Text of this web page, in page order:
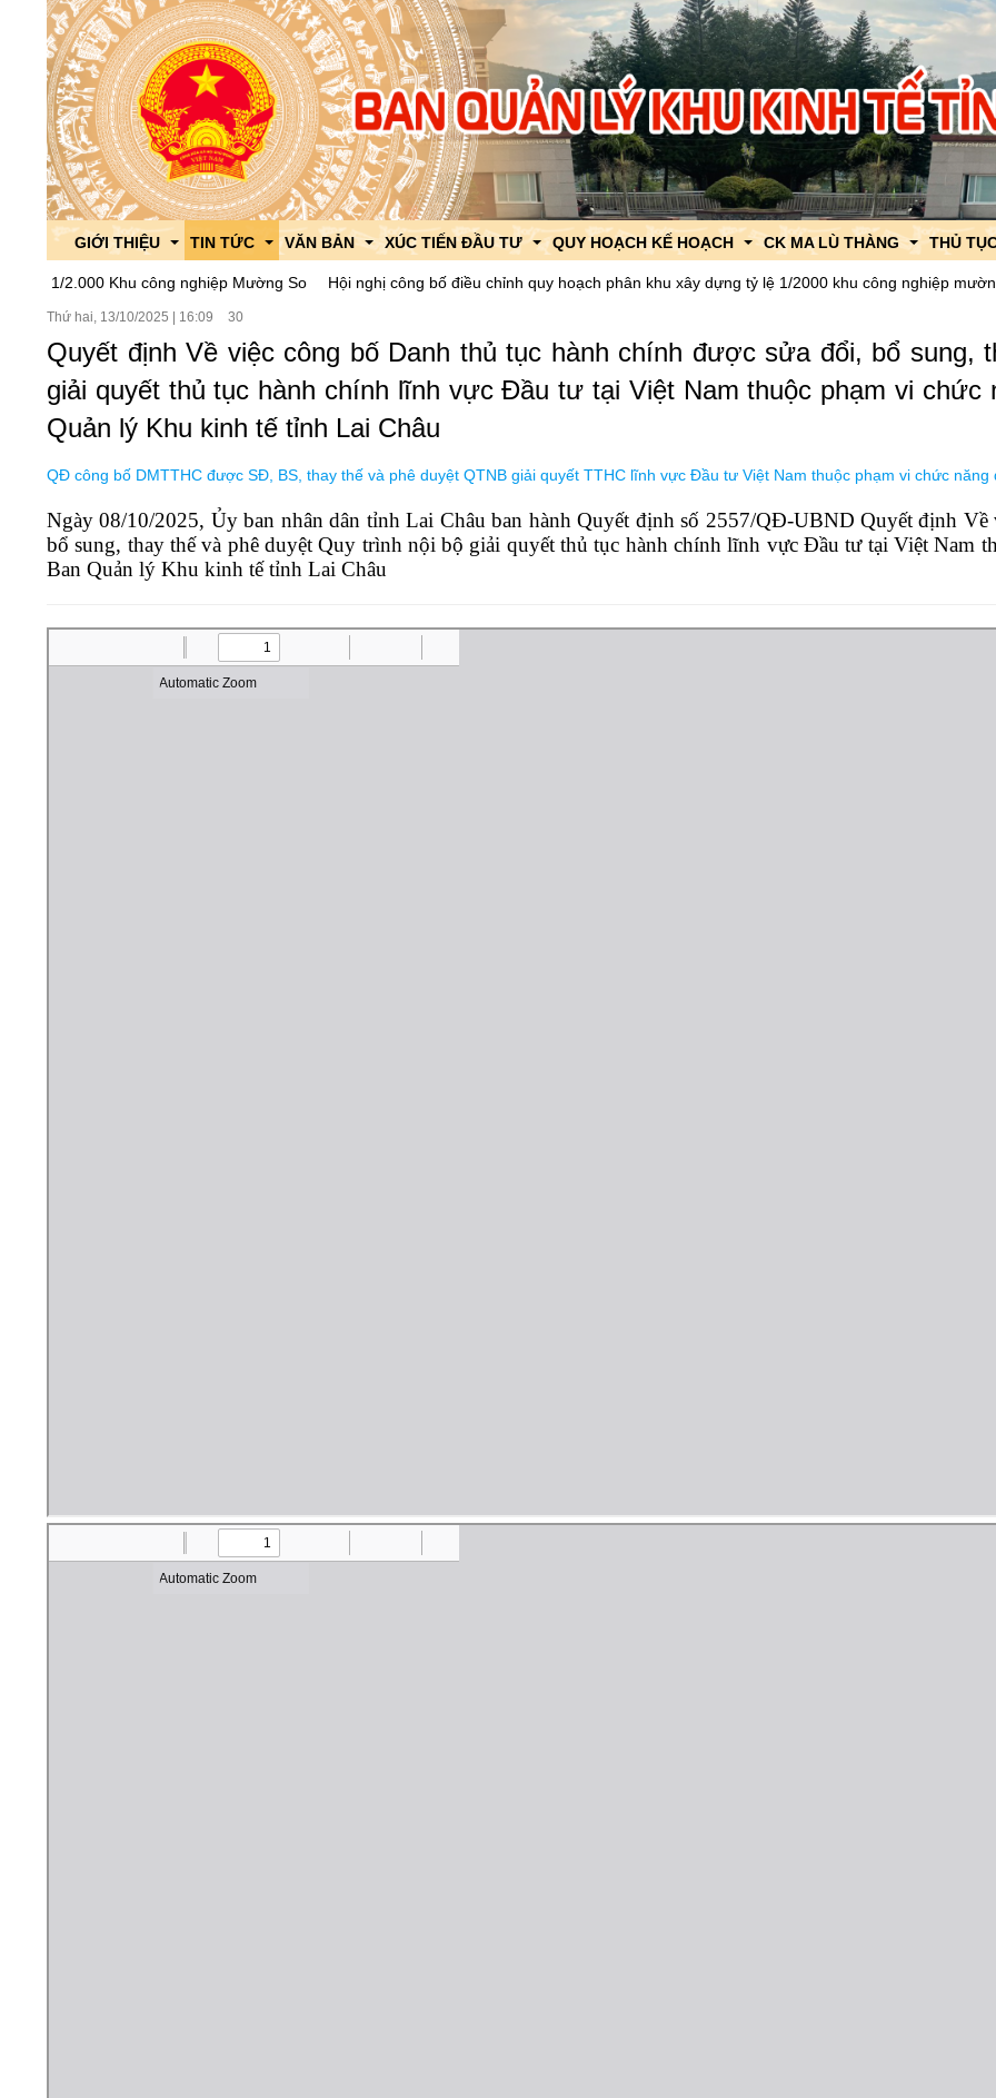
GIỚI THIỆU
Lãnh đạo Ban
Phòng ban,chức năng
Lịch sử hình thành và phát triển
TIN TỨC
Tin tức của ban
Thông tin liên ngành
Công đoàn
Đoàn thanh niên
Tuyên truyền
Cải cách hành chính
Bảo vệ nền tảng tư tưởng của Đảng
Xin ý kiến về dự thảo văn bản quy phạm pháp luật
VĂN BẢN
Văn bản góp ý dự thảo
Giáo dục phổ biến pháp luật
Văn bản pháp quy
Thông báo mời họp
XÚC TIẾN ĐẦU TƯ
Chính sách thu hút đầu tư
Các hoạt động thu hút đầu tư
QUY HOẠCH KẾ HOẠCH
Khu Kinh tế CK Ma Lù ThàngQuy hoạch chung xây dựng
Quy hoạch khu chức năng
Quy hoạch, kế hoạch sử dụng đất
Khu Công nghiệp Mường SoQuy hoạch chức năng
CK MA LÙ THÀNG
Thông báo thời gian thông quan
THỦ
TTHC
Khu công nghiệp Mường So Hội nghị công bố điều chỉnh quy hoạch phân khu xây dựng tỷ lệ 1/2000 khu công nghiệp mường so
Thứ hai, 13/10/2025 16:09 30
Quyết định Về việc công bố Danh thủ tục hành chính được sửa đổi, bổ sung,
giải quyết thủ tục hành chính lĩnh vực Đầu tư tại Việt Nam thuộc phạm vi chức
Quản lý Khu kinh tế tỉnh Lai Châu
QĐ công bố DMTTHC được SĐ, BS, thay thế và phê duyệt QTNB giải quyết TTHC lĩnh vực Đầu tư Việt Nam thuộc phạm vi chức năng
Ngày 08/10/2025, Ủy ban nhân dân tỉnh Lai Châu ban hành Quyết định số 2557/QĐ-UBND Quyết định
bổ sung, thay thế và phê duyệt Quy trình nội bộ giải quyết thủ tục hành chính lĩnh vực Đầu tư tại Việt Nam
Ban Quản lý Khu kinh tế tỉnh Lai Châu